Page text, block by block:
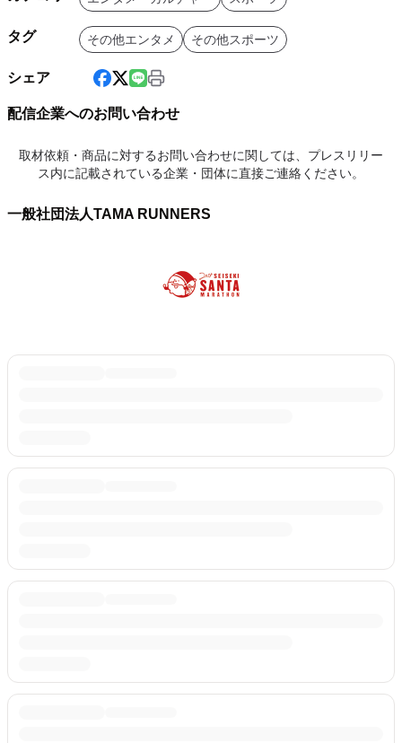
タグ その他エンタメ その他スポーツ
シェア
配信企業へのお問い合わせ
取材依頼・商品に対するお問い合わせに関しては、プレスリリー
ス内に記載されている企業・団体に直接ご連絡ください。
一般社団法人TAMA RUNNERS